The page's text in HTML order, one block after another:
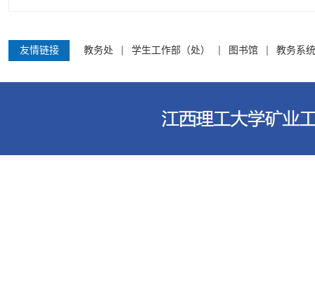
友情链接 教务处 学生工作部（处） 图书馆 教务系统